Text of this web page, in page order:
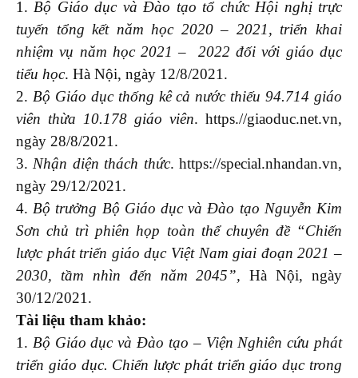
1. Bộ Giáo dục và Đào tạo tổ chức Hội nghị trực
tuyến tổng kết năm học 2020 – 2021, triển khai
nhiệm vụ năm học 2021 – 2022 đối với giáo dục
tiểu học. Hà Nội, ngày 12/8/2021.
2. Bộ Giáo dục thống kê cả nước thiếu 94.714 giáo
viên thừa 10.178 giáo viên. https.//giaoduc.net.vn,
ngày 28/8/2021.
3. Nhận diện thách thức. https://special.nhandan.vn,
ngày 29/12/2021.
4. Bộ trưởng Bộ Giáo dục và Đào tạo Nguyễn Kim
Sơn chủ trì phiên họp toàn thể chuyên đề “Chiến
lược phát triển giáo dục Việt Nam giai đoạn 2021 –
2030, tầm nhìn đến năm 2045”, Hà Nội, ngày
30/12/2021.
Tài liệu tham khảo:
1. Bộ Giáo dục và Đào tạo – Viện Nghiên cứu phát
triển giáo dục. Chiến lược phát triển giáo dục trong